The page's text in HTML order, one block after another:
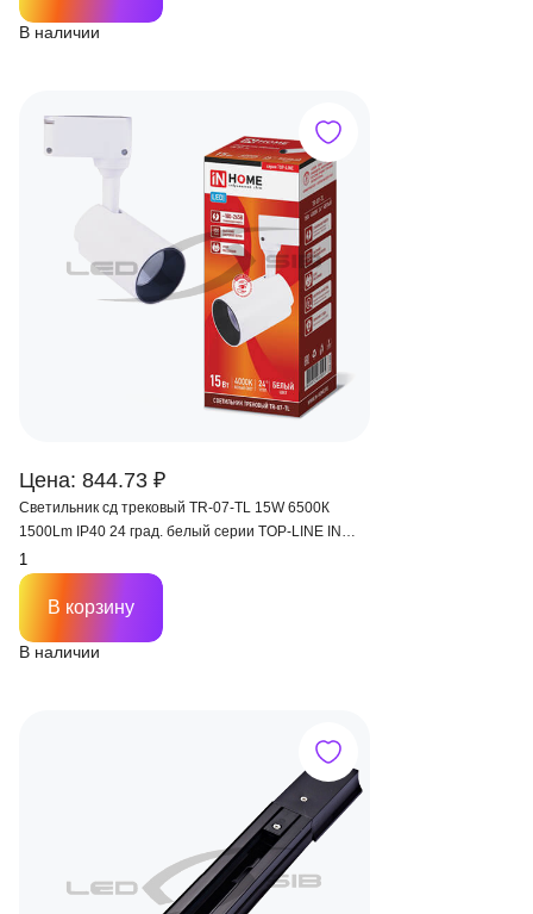
В наличии
Цена: 844.73 ₽
Светильник сд трековый TR-07-TL 15W 6500К
1500Lm IP40 24 град. белый серии TOP-LINE IN
HOME
В наличии
В корзину